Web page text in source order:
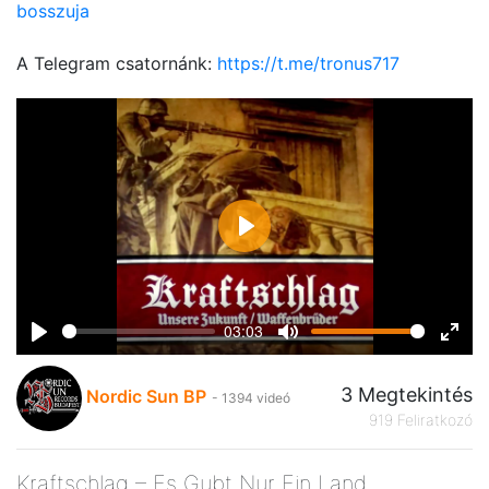
bosszuja
A Telegram csatornánk: https://t.me/tronus717
Play
03:03
Mute
Play
Nordic Sun BP - 1394 videó 3 Megtekintés
919 Feliratkozó
Kraftschlag – Es Gubt Nur Ein Land